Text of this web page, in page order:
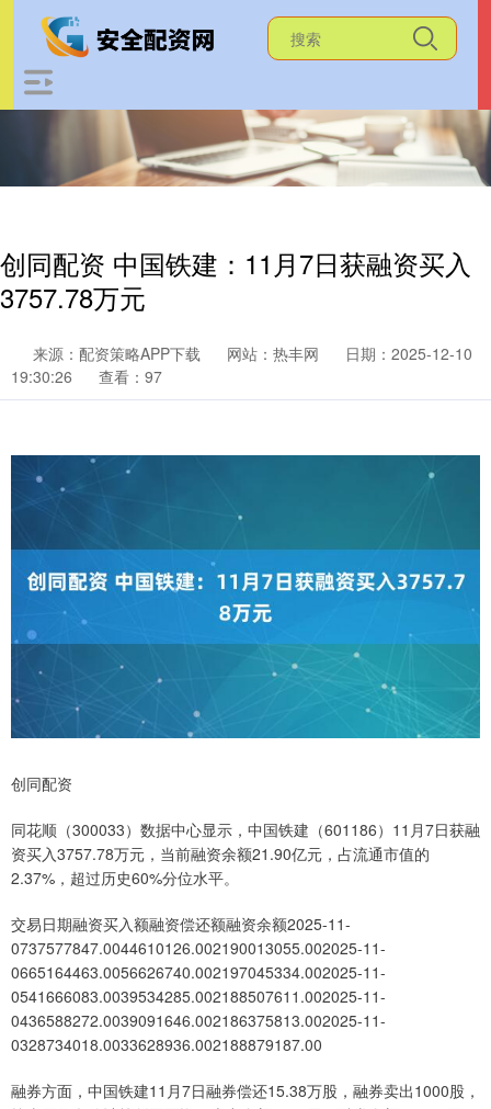
创同配资 中国铁建：11月7日获融资买入
3757.78万元
来源：配资策略APP下载 网站：热丰网
日期：2025-12-10
19:30:26
查看：97
创同配资
同花顺（300033）数据中心显示，中国铁建（601186）11月7日获融
资买入3757.78万元，当前融资余额21.90亿元，占流通市值的
2.37%，超过历史60%分位水平。
交易日期融资买入额融资偿还额融资余额2025-11-
0737577847.0044610126.002190013055.002025-11-
0665164463.0056626740.002197045334.002025-11-
0541666083.0039534285.002188507611.002025-11-
0436588272.0039091646.002186375813.002025-11-
0328734018.0033628936.002188879187.00
融券方面，中国铁建11月7日融券偿还15.38万股，融券卖出1000股，